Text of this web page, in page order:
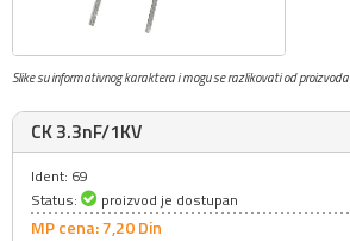
Slike su informativnog karaktera i mogu se razlikovati od proizvoda
CK 3.3nF/1KV
Ident: 69
Status:
proizvod je dostupan
MP cena: 7,20Din